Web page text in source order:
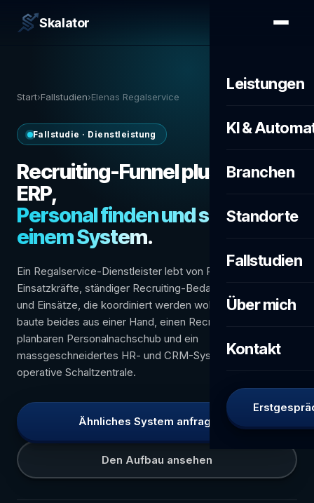
Skalator
Leistungen
KI &
Branchen
Standorte
Fallstudien
Über mich
Kontakt
Start›Fallstudien›Elenas Regalservice
Fallstudie · Dienstleistung
Recruiting-Funnel plus eigenes
ERP,
Personal finden und steuern in
einem System.
Ein Regalservice-Dienstleister lebt von Personal: viele
Einsatzkräfte, ständiger Recruiting-Bedarf, dazu Kunden
und Einsätze, die koordiniert werden wollen. Skalator
baute beides aus einer Hand, einen Recruiting-Funnel fuer
planbaren Personalnachschub und ein
massgeschneidertes HR- und CRM-System (ERP) als
operative Schaltzentrale.
Ähnliches System anfragen
Den Aufbau ansehen